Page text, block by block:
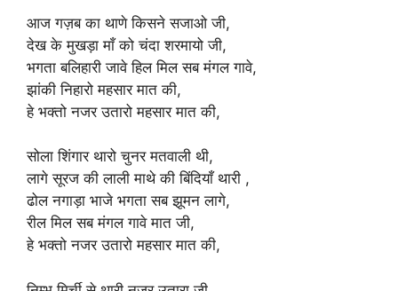
आज गज़ब का थाणे किसने सजाओ जी,
देख के मुखड़ा माँ को चंदा शरमायो जी,
भगता बलिहारी जावे हिल मिल सब मंगल गावे,
झांकी निहारो महसार मात की,
हे भक्तो नजर उतारो महसार मात की,
सोला शिंगार थारो चुनर मतवाली थी,
लागे सूरज की लाली माथे की बिंदियाँ थारी ,
ढोल नगाड़ा भाजे भगता सब झूमन लागे,
रील मिल सब मंगल गावे मात जी,
हे भक्तो नजर उतारो महसार मात की,